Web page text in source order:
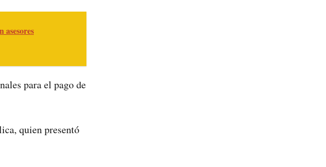
asesores
para el pago de
quien presentó